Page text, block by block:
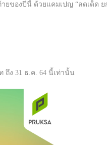
ของปีนี้ ด้วยแคมเปญ “ลดเด็ด
ถึง 31 ธ.ค. 64 นี้เท่านั้น